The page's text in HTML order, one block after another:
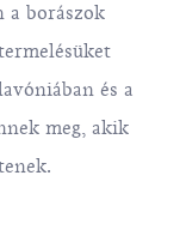
a borászok
és a
meg, akik